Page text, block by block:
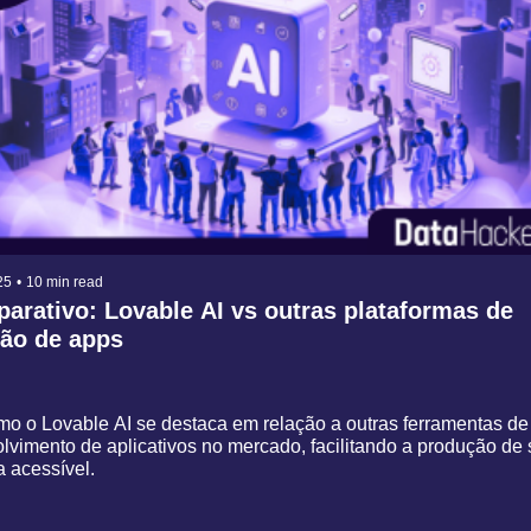
• 10 min read
Lovable AI vs outras plataformas de
de apps
o Lovable AI se destaca em relação a outras ferramentas de
de aplicativos no mercado, facilitando a produção de
acessível.